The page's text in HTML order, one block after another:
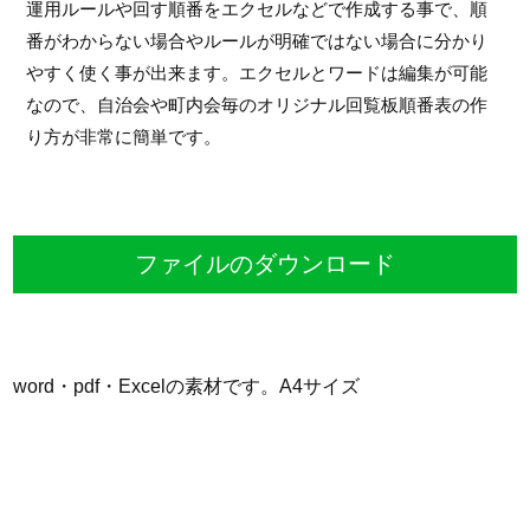
運用ルールや回す順番をエクセルなどで作成する事で、順
番がわからない場合やルールが明確ではない場合に分かり
やすく使く事が出来ます。エクセルとワードは編集が可能
なので、自治会や町内会毎のオリジナル回覧板順番表の作
り方が非常に簡単です。
ファイルのダウンロード
word・pdf・Excelの素材です。A4サイズ